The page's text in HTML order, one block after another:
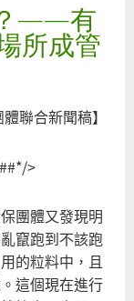
——有
所成管
體聯合新聞稿】
>
團體又發現明
竄跑到不該跑
的粒料中，且
這個現在進行